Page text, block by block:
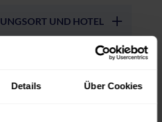
Details Über Cookies
UND HOTEL